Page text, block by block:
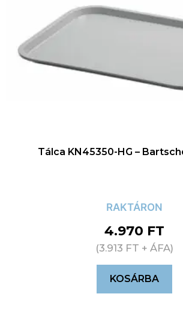
Tálca KN45350-HG –
RAKTÁRON
4.970 FT
(3.913 FT + ÁFA)
KOSÁRBA